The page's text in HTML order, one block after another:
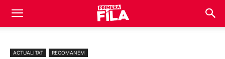
ACTUALITAT RECOMANEM